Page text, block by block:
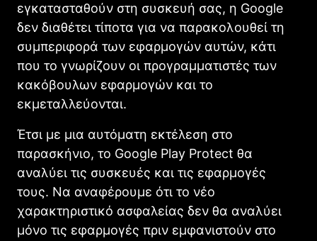
εγκατασταθούν στη συσκευή σας, η Google
δεν διαθέτει τίποτα για να παρακολουθεί τη
συμπεριφορά των εφαρμογών αυτών, κάτι
που το γνωρίζουν οι προγραμματιστές των
κακόβουλων εφαρμογών και το
εκμεταλλεύονται.
Έτσι με μια αυτόματη εκτέλεση στο
παρασκήνιο, το Goοgle Play Protect θα
αναλύει τις συσκευές και τις εφαρμογές
τους. Να αναφέρουμε ότι το νέο
χαρακτηριστικό ασφαλείας δεν θα αναλύει
μόνο τις εφαρμογές πριν εμφανιστούν στο